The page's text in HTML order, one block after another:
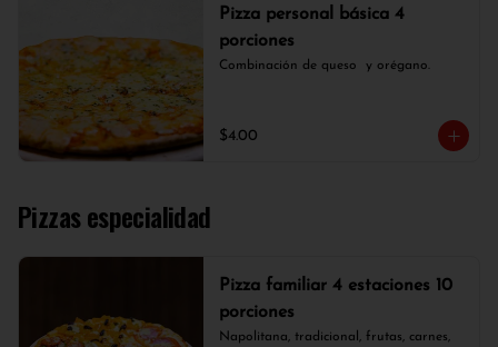
Pizza personal básica 4
porciones
Combinación de queso  y orégano.
$4.00
Pizzas especialidad
Pizza familiar 4 estaciones 10
porciones
Napolitana, tradicional, frutas, carnes,